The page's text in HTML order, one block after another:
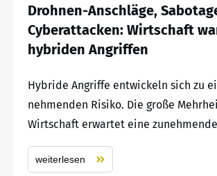
Drohnen-Anschläge,
Cyberattacken: Wirtschaft
hybriden Angriffen
Hybride Angriffe entwickeln sich zu
nehmenden Risiko. Die große
Wirtschaft erwartet eine
weiterlesen